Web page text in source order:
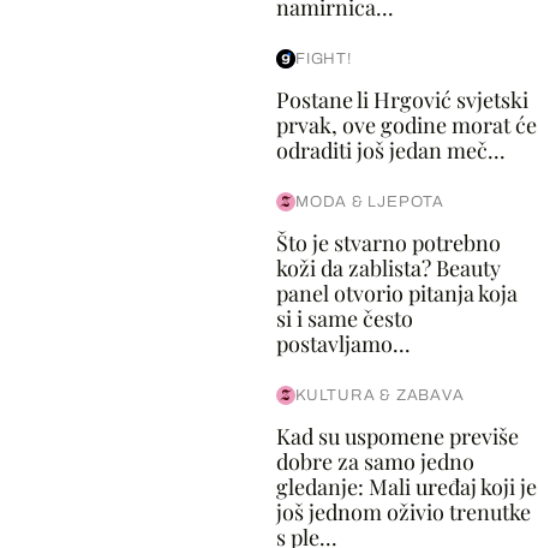
namirnica...
FIGHT!
Postane li Hrgović svjetski
prvak, ove godine morat će
odraditi još jedan meč...
MODA & LJEPOTA
Što je stvarno potrebno
koži da zablista? Beauty
panel otvorio pitanja koja
si i same često
postavljamo...
KULTURA & ZABAVA
Kad su uspomene previše
dobre za samo jedno
gledanje: Mali uređaj koji je
još jednom oživio trenutke
s ple...